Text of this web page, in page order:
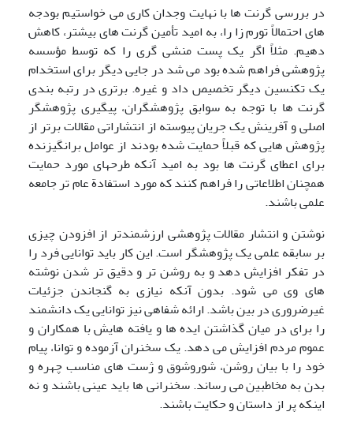
در بررسی گرنت ها با نهایت وجدان کاری می خواستیم بودجه
های احتمالاً تورم زا را، به امید تأمین گرنت های بیشتر، کاهش
دهیم. مثلا‌ً اگر یک پست منشی گری را که توسط مؤسسه
پژوهشی فراهم شده بود می شد در جایی دیگر برای استخدام
یک تکنسین دیگر تخصیص داد و غیره. برتری در رتبه بندی
گرنت ها با توجه به سوابق پژوهشگران، پیگیری پژوهشگر
اصلی و آفرینش یک جریان پیوسته از انتشاراتی مقالات برتر از
پژوهش هایی که قبلاً حمایت شده بودند از عوامل برانگیزنده
برای اعطای گرنت ها بود به امید آنکه طرحهای مورد حمایت
همچنان اطلاعاتی را فراهم کنند که مورد استفادة عام تر جامعه
علمی باشند.
نوشتن و انتشار مقالات پژوهشی ارزشمندتر از افزودن چیزی
بر سابقه علمی یک پژوهشگر است. این کار باید توانایی فرد را
در تفکر افزایش دهد و به روشن تر و دقیق تر شدن نوشته
های وی می شود. بدون آنکه نیازی به گنجاندن جزئیات
غیرضروری در بین باشد. ارائه شفاهی نیز توانایی یک دانشمند
را برای در میان گذاشتن ایده ها و یافته هایش با همکاران و
عموم مردم افزایش می دهد. یک سخنران آزموده و توانا، پیام
خود را با بیان روشن، شوروشوق و ژست های مناسب چهره و
بدن به مخاطبین می رساند. سخنرانی ها باید عینی باشند و نه
اینکه پر از داستان و حکایت باشند.